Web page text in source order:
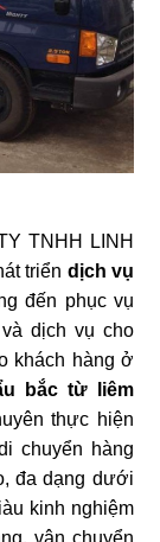
TNHH LINH
triển dịch vụ
đến phục vụ
dịch vụ cho
khách hàng ở
bắc từ liêm
thực hiện
chuyển hàng
đa dạng dưới
kinh nghiệm
vận chuyển